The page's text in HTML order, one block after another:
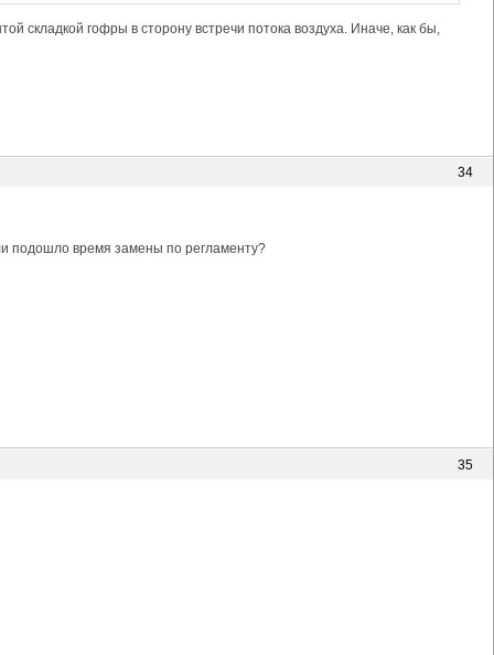
складкой гофры в сторону встречи потока воздуха. Иначе, как бы,
34
подошло время замены по регламенту?
35